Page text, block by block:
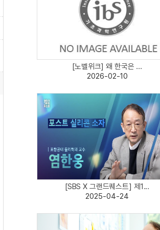
[노벨위크] 왜 한국은 ...
2026-02-10
[SBS X 그랜드퀘스트] 제1...
2025-04-24